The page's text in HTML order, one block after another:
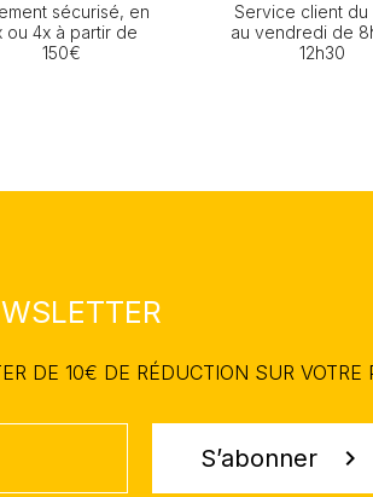
sécurisé, en
ou 4x à partir de
150€
Service client du
au vendredi de
12h30
DE 10€ DE RÉDUCTION SUR
S’abonner chevron_right